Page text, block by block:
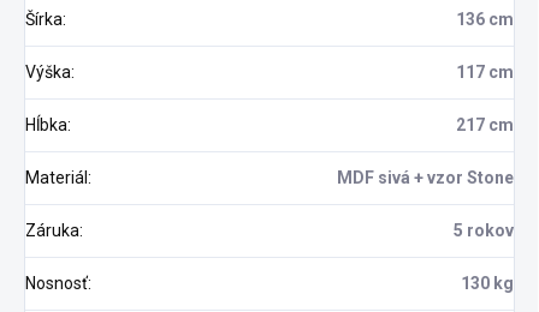
Šírka: 136 cm
Výška: 117 cm
Hĺbka: 217 cm
Materiál : MDF sivá + vzor Stone
Záruka: 5 rokov
Nosnosť: 130 kg